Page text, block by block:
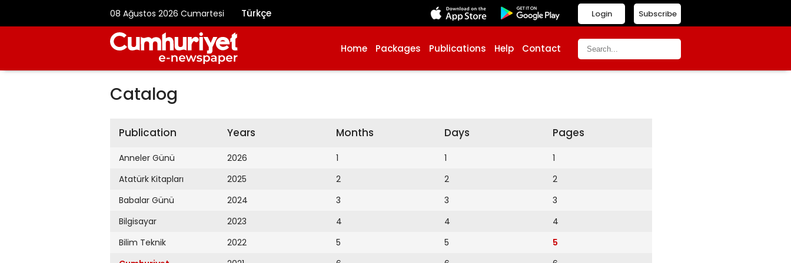
08 Ağustos 2026 Cumartesi Türkçe Subscribe
Login
Home Packages Publications Help Contact
Catalog
Publication
Anneler Günü
Atatürk Kitapları
Babalar Günü
Bilgisayar
Bilim Teknik
Years
2026
2025
2024
2023
2022
Months
1
2
3
4
5
Days
1
2
3
4
5
Pages
1
2
3
4
5